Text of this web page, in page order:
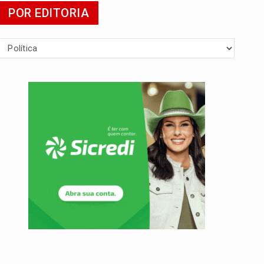
POR EDITORIA